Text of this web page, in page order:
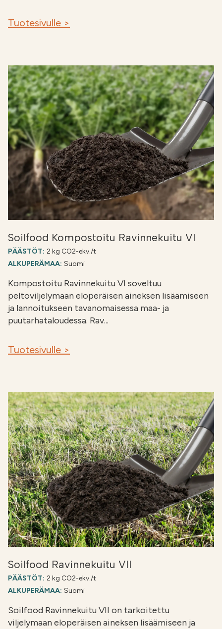
Tuotesivulle >
Soilfood Kompostoitu Ravinnekuitu VI
PÄÄSTÖT: 2 kg CO2-ekv./t
ALKUPERÄMAA: Suomi
Kompostoitu Ravinnekuitu VI soveltuu
peltoviljelymaan eloperäisen aineksen lisäämiseen
ja lannoitukseen tavanomaisessa maa- ja
puutarhataloudessa. Rav...
Tuotesivulle >
Soilfood Ravinnekuitu VII
PÄÄSTÖT: 2 kg CO2-ekv./t
ALKUPERÄMAA: Suomi
Soilfood Ravinnekuitu VII on tarkoitettu
viljelymaan eloperäisen aineksen lisäämiseen ja